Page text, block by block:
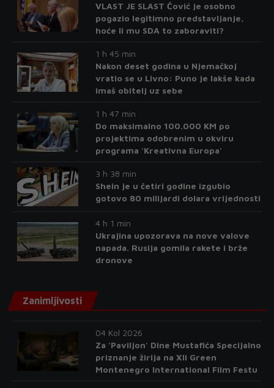
VLAST JE SLAST Čović je osobno
pogazio legitimno predstavljanje,
hoće li mu SDA to zaboraviti?
1 h 45 min
Nakon deset godina u Njemačkoj
vratio se u Livno: Puno je lakše kada
imaš obitelj uz sebe
1 h 47 min
Do maksimalno 100.000 KM po
projektima odobrenim u okviru
programa 'Kreativna Europa'
3 h 38 min
Shein je u četiri godine izgubio
gotovo 80 milijardi dolara vrijednosti
4 h 1 min
Ukrajina upozorava na nove valove
napada. Rusija gomila rakete i brže
dronove
Zanimljivosti
04 Kol 2026
Za 'Paviljon' Dine Mustafića Specijalno
priznanje žirija na XII Green
Montenegro International Film Festu